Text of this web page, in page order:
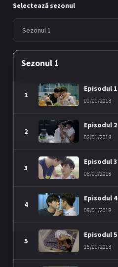
Selectează sezonul
Sezonul 1
1
Episodul 1
01/01/2018
2
Episodul 2
02/01/2018
3
Episodul 3
08/01/2018
4
Episodul 4
09/01/2018
5
Episodul 5
15/01/2018